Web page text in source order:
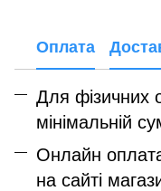
Оплата
Для фізичних
мінімальній
Онлайн
на сайті